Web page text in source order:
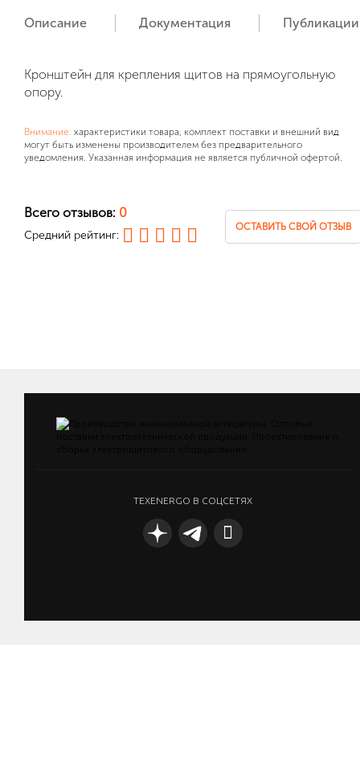
Описание Документация Публикации
Кронштейн для крепления щитов на прямоугольную
опору.
Внимание: характеристики товара, комплект поставки и внешний вид
могут быть изменены производителем без предварительного
уведомления. Указанная информация не является публичной офертой.
Всего отзывов: 0
Средний рейтинг:
ОСТАВИТЬ СВОЙ ОТЗЫВ
TEXENERGO В СОЦСЕТЯХ